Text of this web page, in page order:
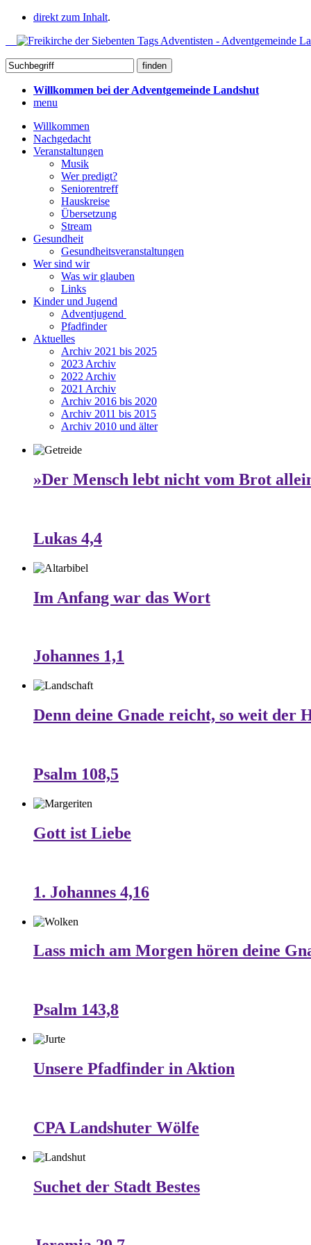
direkt zum Inhalt.
Willkommen bei der Adventgemeinde Landshut
menu
Willkommen
Nachgedacht
Veranstaltungen
Musik
Wer predigt?
Seniorentreff
Hauskreise
Übersetzung
Stream
Gesundheit
Gesundheitsveranstaltungen
Wer sind wir
Was wir glauben
Links
Kinder und Jugend
Adventjugend
Pfadfinder
Aktuelles
Archiv 2021 bis 2025
2023 Archiv
2022 Archiv
2021 Archiv
Archiv 2016 bis 2020
Archiv 2011 bis 2015
Archiv 2010 und älter
»Der Mensch lebt nicht vom Brot
Lukas 4,4
Im Anfang war das Wort
Johannes 1,1
Denn deine Gnade reicht, so weit der
Psalm 108,5
Gott ist Liebe
1. Johannes 4,16
Lass mich am Morgen hören deine
Psalm 143,8
Unsere Pfadfinder in Aktion
CPA Landshuter Wölfe
Suchet der Stadt Bestes